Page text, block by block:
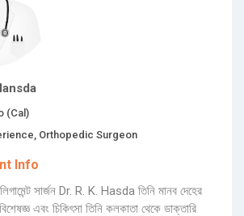
(Cal)
Orthopedic Surgeon
Info
সার্জন Dr. R. K. Hasda তিনি মানব দেহের
এবং চিকিৎসা তিনি কলকাতা থেকে ডাক্তারি